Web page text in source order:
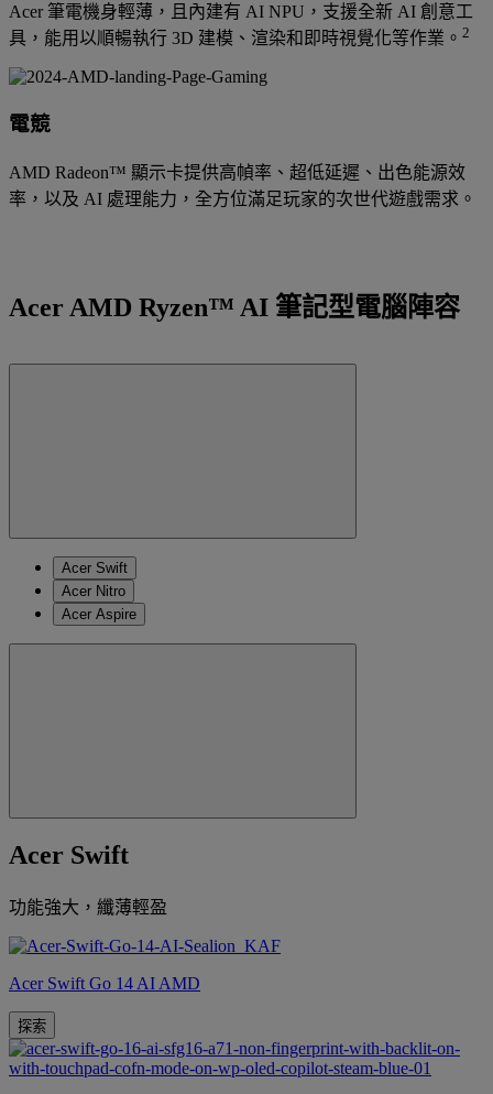
Acer 筆電機身輕薄，且內建有 AI NPU，支援全新 AI 創意工
具，能用以順暢執行 3D 建模、渲染和即時視覺化等作業。 2
電競
AMD Radeon™ 顯示卡提供高幀率、超低延遲、出色能源效
率，以及 AI 處理能力，全方位滿足玩家的次世代遊戲需求。
Acer AMD Ryzen™ AI 筆記型電腦陣容
Acer Swift
Acer Nitro
Acer Aspire
Acer Swift
功能強大，纖薄輕盈
Acer Swift Go 14 AI AMD
探索